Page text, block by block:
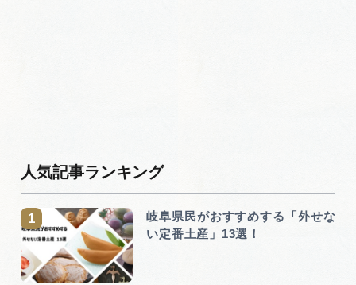
人気記事ランキング
岐阜県民がおすすめする「外せな
い定番土産」13選！